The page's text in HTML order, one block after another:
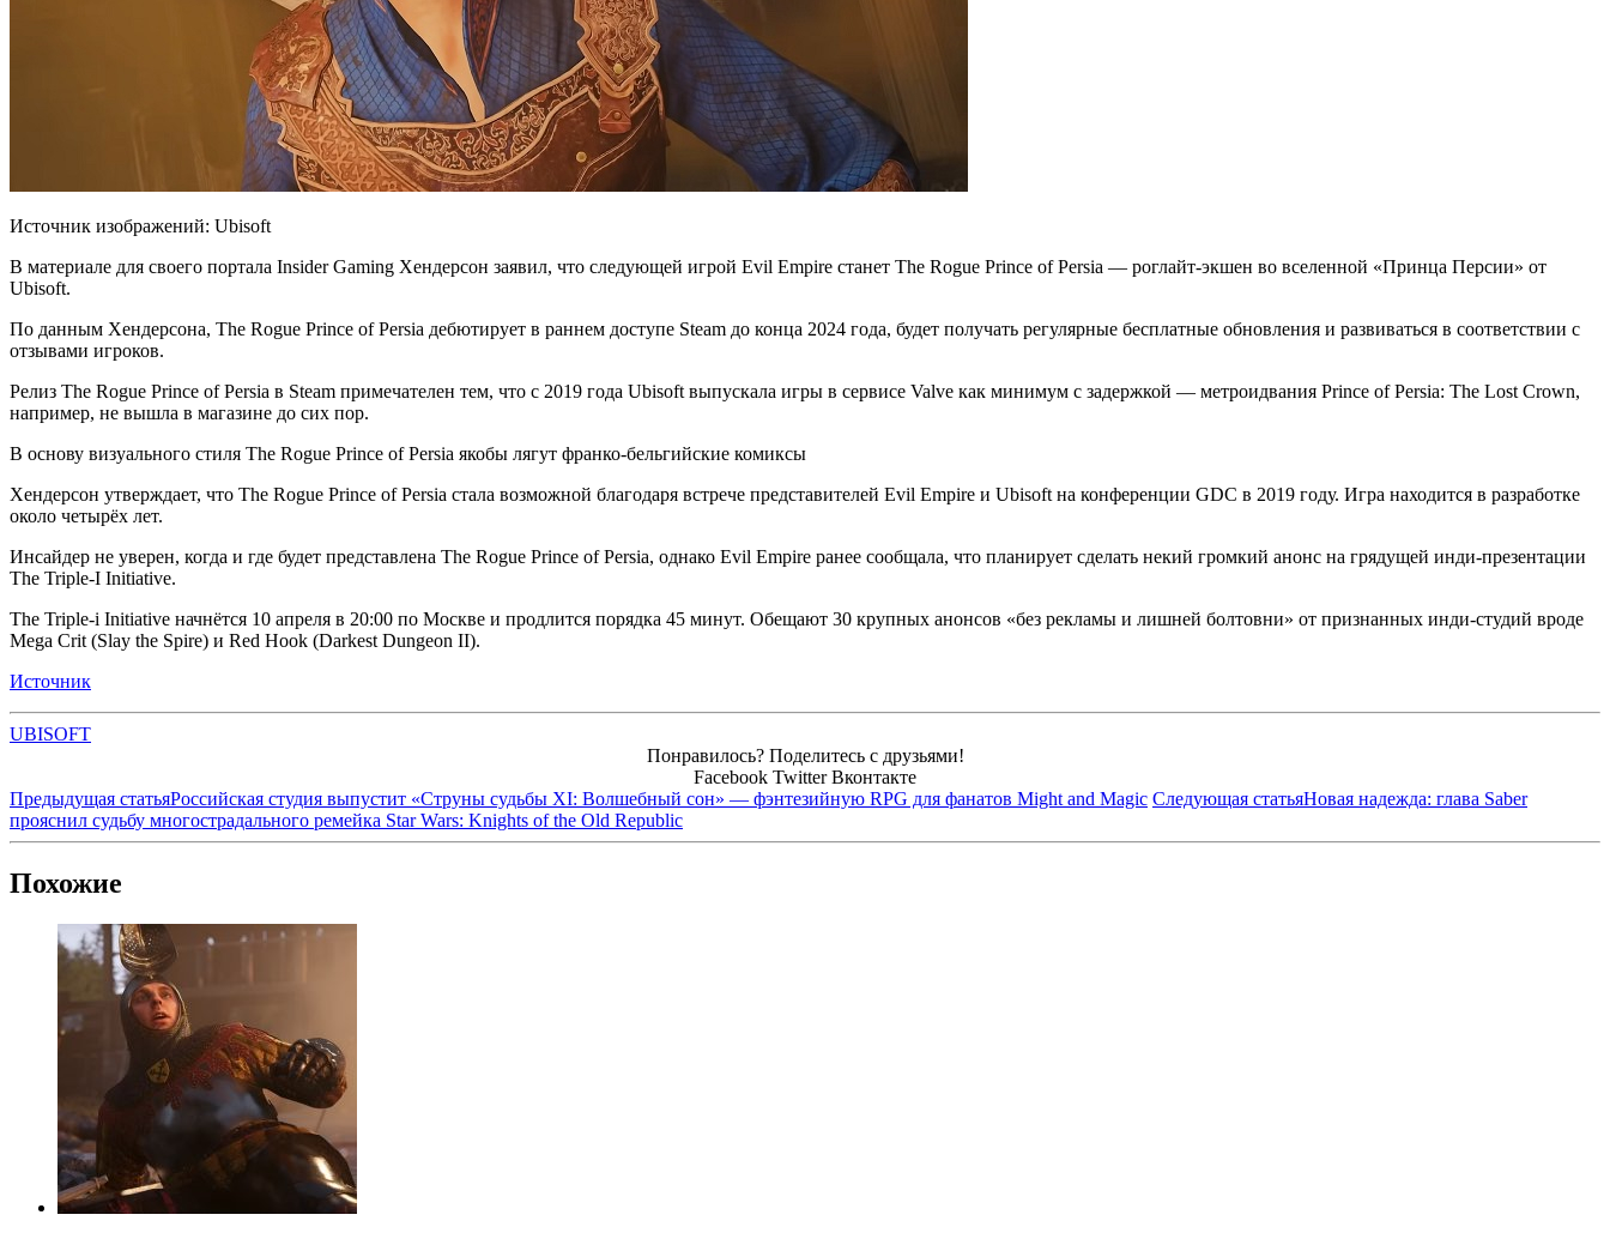
Источник изображений: Ubisoft
В материале для своего портала Insider Gaming Хендерсон заявил, что следующей игрой Evil Empire станет The Rogue Prince ofPersia — роглайт-экшен во вселенной «Принца Персии» от
Ubisoft.
По данным Хендерсона, The Rogue Prince of Persia дебютирует в раннем доступе Steam до конца 2024 года, будет получать регулярные бесплатные обновления и развиваться в соответствии с
отзывами игроков.
Релиз The Rogue Prince of Persia в Steam примечателен тем, что с 2019 года Ubisoft выпускала игры в сервисе Valve как минимум с задержкой — метроидвания Prince of Persia: The Lost Crown,
например, не вышла в магазине до сих пор.
В основу визуального стиля The Rogue Prince of Persia якобы лягут франко-бельгийские комиксы
Хендерсон утверждает, что The Rogue Prince of Persia стала возможной благодаря встрече представителей Evil Empire и Ubisoft на конференции GDC в 2019 году. Игра находится в разработке
около четырёх лет.
Инсайдер не уверен, когда и где будет представлена The Rogue Prince of Persia, однако Evil Empire ранее сообщала, что планирует сделать некий громкий анонс на грядущей инди-презентации
The Triple-I Initiative.
The Triple-i Initiative начнётся 10 апреля в 20:00 по Москве и продлится порядка 45 минут. Обещают 30 крупных анонсов «без рекламы и лишней болтовни» от признанных инди-студий вроде
Mega Crit (Slay the Spire) и Red Hook (Darkest Dungeon II).
Источник
UBISOFT
Понравилось? Поделитесь с друзьями!
Facebook Twitter Вконтакте
Предыдущая статьяРоссийская студия выпустит «Струны судьбы XI: Волшебный сон» — фэнтезийную RPG для фанатов Might and Magic Следующая статьяНовая надежда: глава Saber
прояснил судьбу многострадального ремейка Star Wars: Knights of the Old Republic
Похожие